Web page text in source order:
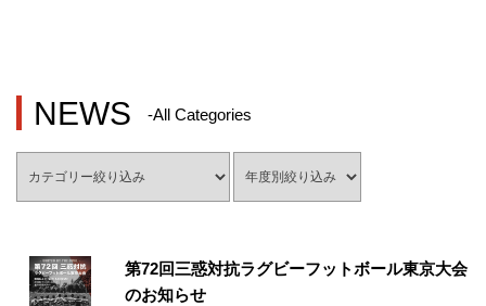
NEWS -All Categories
第72回三惑対抗ラグビーフットボール東京大会
のお知らせ